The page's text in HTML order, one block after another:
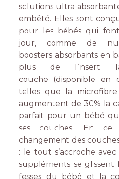
solutions ultra
embêté. Elles sont
pour les bébés qui
jour, comme de
boosters absorbants en
plus de l’insert
couche (disponible en
telles que la
augmentent de 30% la
parfait pour un bébé
ses couches. En ce
changement des
: le tout s’accroche
suppléments se
fesses du bébé et la